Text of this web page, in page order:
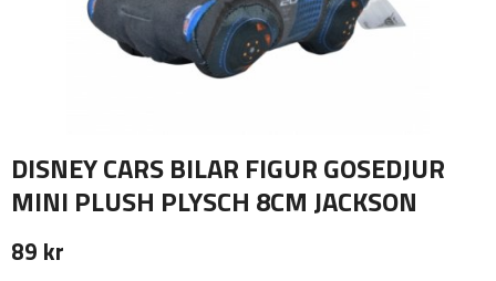
DISNEY CARS BILAR FIGUR GOSEDJUR
MINI PLUSH PLYSCH 8CM JACKSON
89 kr